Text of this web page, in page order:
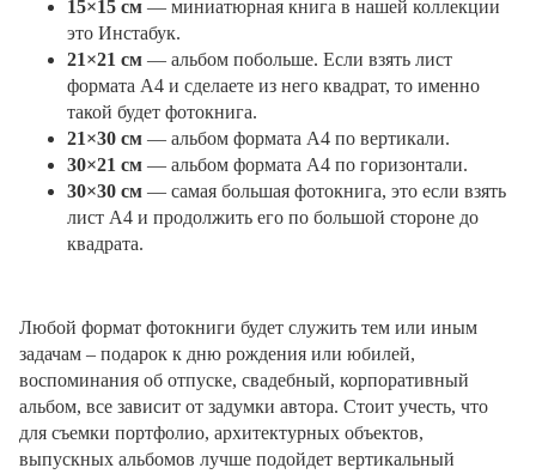
15×15 см — миниатюрная книга в нашей коллекции
это Инстабук.
21×21 см — альбом побольше. Если взять лист
формата А4 и сделаете из него квадрат, то именно
такой будет фотокнига.
21×30 см — альбом формата А4 по вертикали.
30×21 см — альбом формата А4 по горизонтали.
30×30 см — самая большая фотокнига, это если взять
лист А4 и продолжить его по большой стороне до
квадрата.
Любой формат фотокниги будет служить тем или иным
задачам – подарок к дню рождения или юбилей,
воспоминания об отпуске, свадебный, корпоративный
альбом, все зависит от задумки автора. Стоит учесть, что
для съемки портфолио, архитектурных объектов,
выпускных альбомов лучше подойдет вертикальный